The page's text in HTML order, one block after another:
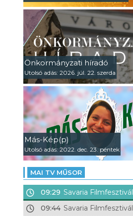
Önkormányzati híradó
Utolsó adás: 2026. júl. 22. szerda
Más-Kép(p)
Utolsó adás: 2022. dec. 23. péntek
MAI TV MŰSOR
09:29 Savaria Filmfesztivál
09:44 Savaria Filmfesztivál